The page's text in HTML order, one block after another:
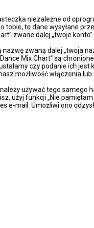
niezależne od
to dane wysyłane
zwane dalej „twoje
zwaną dalej „twoja
Mix Chart” są
czy podanie ich
możliwość włączenia
używać tego samego
użyj funkcji „Nie
e-mail. Umożliwi ono